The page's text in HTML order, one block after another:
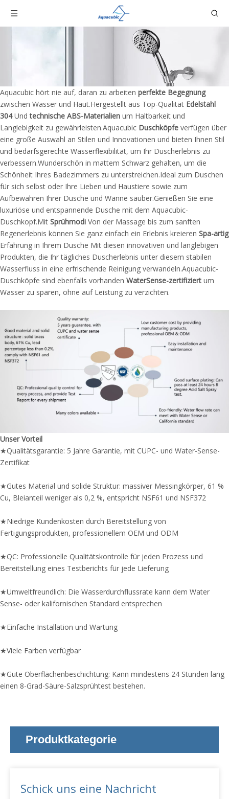
Aquacubic hört nie auf, daran zu arbeiten perfekte Begegnung
zwischen Wasser und Haut.Hergestellt aus Top-Qualität Edelstahl
304Undtechnische ABS-Materialien um Haltbarkeit und
Langlebigkeit zu gewährleisten.Aquacubic Duschköpfe verfügen über
eine große Auswahl an Stilen und Innovationen und bieten Ihnen Stil
und bedarfsgerechte Wasserflexibilität, um Ihr Duscherlebnis zu
verbessern.Wunderschön in mattem Schwarz gehalten, um die
Schönheit Ihres Badezimmers zu unterstreichen.Ideal zum Duschen
für sich selbst oder Ihre Lieben und Haustiere sowie zum
Aufbewahren Ihrer Dusche und Wanne sauber.Genießen Sie eine
luxuriöse und entspannende Dusche mit dem Aquacubic-
Duschkopf.Mit Sprühmodi Von der Massage bis zum sanften
Regenerlebnis können Sie ganz einfach ein Erlebnis kreieren Spa-artig
Erfahrung in Ihrem Dusche Mit diesen innovativen und langlebigen
Produkten, die Ihr tägliches Duscherlebnis unter diesem stabilen
Wasserfluss in eine erfrischende Reinigung verwandeln.Aquacubic-
Duschköpfe sind ebenfalls vorhanden WaterSense-zertifiziert um
Wasser zu sparen, ohne auf Leistung zu verzichten.
Unser Vorteil
★Qualitätsgarantie: 5 Jahre Garantie, mit CUPC- und Water-Sense-
Zertifikat
★Gutes Material und solide Struktur: massiver Messingkörper, 61 %
Cu, Bleianteil weniger als 0,2 %, entspricht NSF61 und NSF372
★Niedrige Kundenkosten durch Bereitstellung von
Fertigungsprodukten, professionellem OEM und ODM
★QC: Professionelle Qualitätskontrolle für jeden Prozess und
Bereitstellung eines Testberichts für jede Lieferung
★Umweltfreundlich: Die Wasserdurchflussrate kann dem Water
Sense- oder kalifornischen Standard entsprechen
★Einfache Installation und Wartung
★Viele Farben verfügbar
★Gute Oberflächenbeschichtung: Kann mindestens 24 Stunden lang
einen 8-Grad-Säure-Salzsprühtest bestehen.
Produktkategorie
Schick uns eine Nachricht